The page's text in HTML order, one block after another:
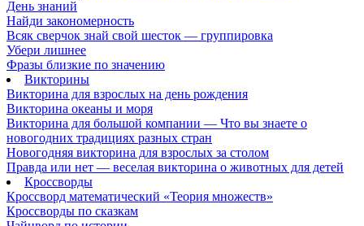
День знаний
Найди закономерность
Всяк сверчок знай свой шесток — группировка
Убери лишнее
Фразы близкие по значению
Викторины
Викторина для взрослых на день рождения
Викторина океаны и моря
Викторина для большой компании — Что вы знаете о
новогодних традициях разных стран
Новогодняя викторина для взрослых за столом
Правда или нет — веселая викторина о животных для детей
Кроссворды
Кроссворд математический «Теория множеств»
Кроссворды по сказкам